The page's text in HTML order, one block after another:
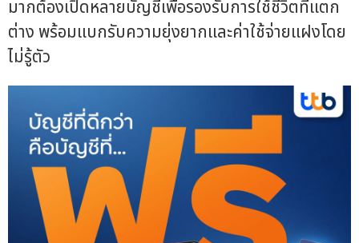
มากต้องเปิดหลายบัญชีเพื่อรองรับการใช้ชีวิตที่แตก
ต่าง พร้อมแบกรับความยุ่งยากและค่าใช้จ่ายแฝงโดย
ไม่รู้ตัว